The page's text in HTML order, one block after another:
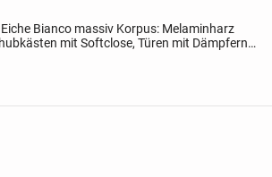
Bianco massivKorpus: Melaminharz
mit Softclose, Türen mit Dämpfern